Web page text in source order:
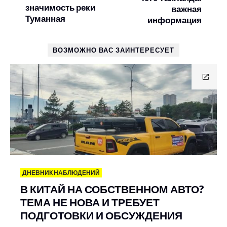
значимость реки
Туманная
важная
информация
ВОЗМОЖНО ВАС ЗАИНТЕРЕСУЕТ
ДНЕВНИК НАБЛЮДЕНИЙ
В КИТАЙ НА СОБСТВЕННОМ АВТО?
ТЕМА НЕ НОВА И ТРЕБУЕТ
ПОДГОТОВКИ И ОБСУЖДЕНИЯ